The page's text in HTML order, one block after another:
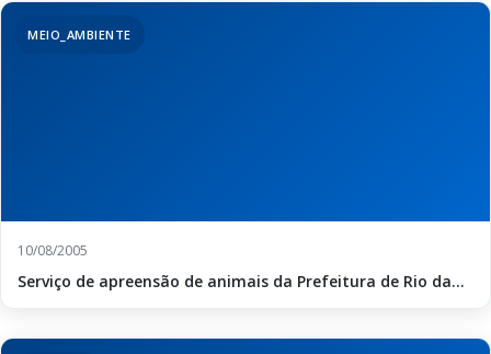
MEIO_AMBIENTE
10/08/2005
Serviço de apreensão de animais da Prefeitura de Rio da...